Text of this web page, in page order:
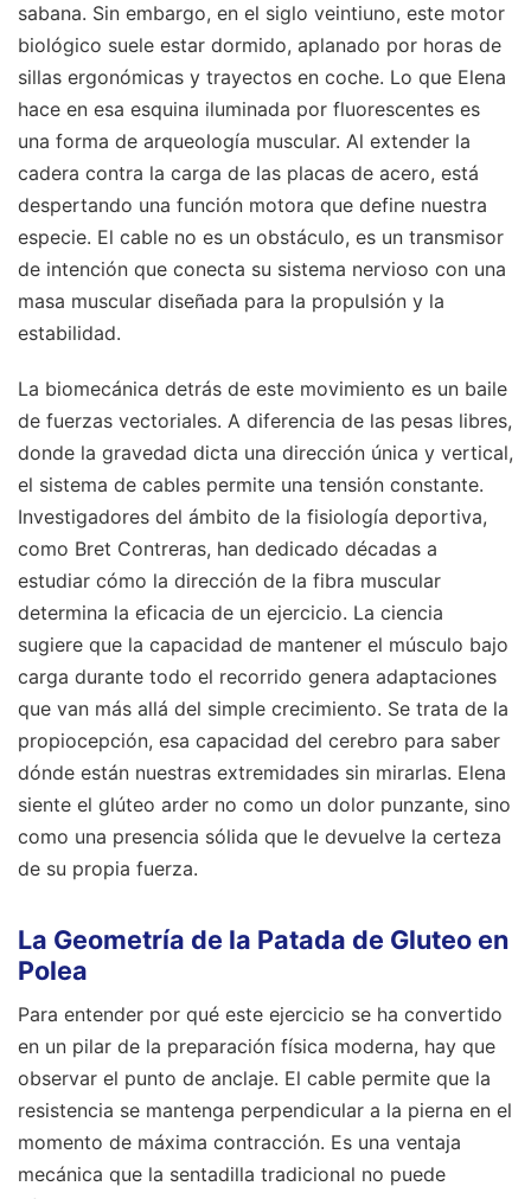
sabana. Sin embargo, en el siglo veintiuno, este motor
biológico suele estar dormido, aplanado por horas de
sillas ergonómicas y trayectos en coche. Lo que Elena
hace en esa esquina iluminada por fluorescentes es
una forma de arqueología muscular. Al extender la
cadera contra la carga de las placas de acero, está
despertando una función motora que define nuestra
especie. El cable no es un obstáculo, es un transmisor
de intención que conecta su sistema nervioso con una
masa muscular diseñada para la propulsión y la
estabilidad.
La biomecánica detrás de este movimiento es un baile
de fuerzas vectoriales. A diferencia de las pesas libres,
donde la gravedad dicta una dirección única y vertical,
el sistema de cables permite una tensión constante.
Investigadores del ámbito de la fisiología deportiva,
como Bret Contreras, han dedicado décadas a
estudiar cómo la dirección de la fibra muscular
determina la eficacia de un ejercicio. La ciencia
sugiere que la capacidad de mantener el músculo bajo
carga durante todo el recorrido genera adaptaciones
que van más allá del simple crecimiento. Se trata de la
propiocepción, esa capacidad del cerebro para saber
dónde están nuestras extremidades sin mirarlas. Elena
siente el glúteo arder no como un dolor punzante, sino
como una presencia sólida que le devuelve la certeza
de su propia fuerza.
La Geometría de la Patada de Gluteo en
Polea
Para entender por qué este ejercicio se ha convertido
en un pilar de la preparación física moderna, hay que
observar el punto de anclaje. El cable permite que la
resistencia se mantenga perpendicular a la pierna en el
momento de máxima contracción. Es una ventaja
mecánica que la sentadilla tradicional no puede